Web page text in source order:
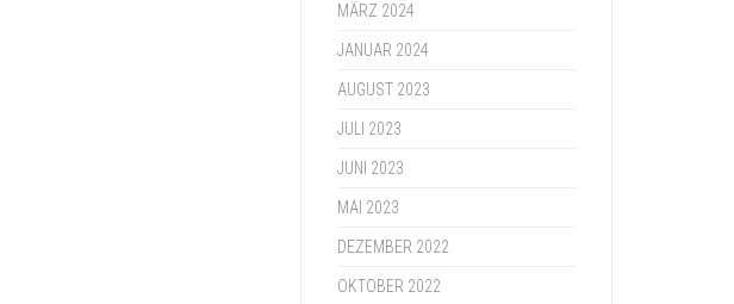
MÄRZ 2024
JANUAR 2024
AUGUST 2023
JULI 2023
JUNI 2023
MAI 2023
DEZEMBER 2022
OKTOBER 2022